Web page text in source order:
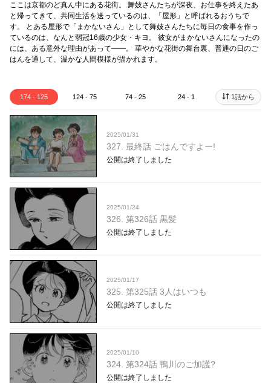
ここは京都のど真ん中にある花街。 舞妓さんたちが深夜、お仕事を終えたあ
と帰ってきて、共同生活を送っているのは、「屋形」と呼ばれるおうちで
す。 とある屋形で「まかないさん」として舞妓さんたちに毎日の食事を作っ
ているのは、なんと弱冠16歳の少女・キヨ。 彼女がまかないさんになったの
には、ある意外な理由があって——。 華やかな花街の舞台裏、普通の日のご
はんを通して、温かな人間模様が描かれます。
174 - 125 124 - 75 74 - 25 24 - 1 1話から
2025/01/31
327. 最終話 ごはんですよー!
公開は終了しました
2025/01/24
326. 第326話 黒髪
公開は終了しました
2025/01/17
325. 第325話 3人はいつも
公開は終了しました
2025/01/10
324. 第324話 鴨川のご加護?
公開は終了しました